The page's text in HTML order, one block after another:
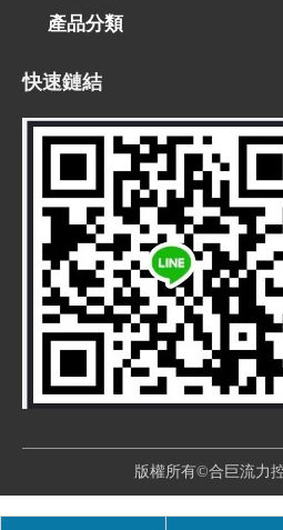
產品分類
快速鏈結
版權所有©合巨流力